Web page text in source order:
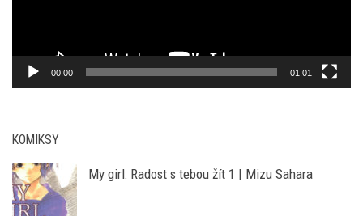
00:00 01:01
KOMIKSY
My girl: Radost s tebou žít 1 | Mizu Sahara